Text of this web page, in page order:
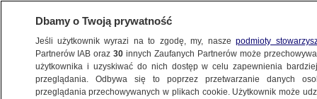
Dbamy o Twoją prywatność
Jeśli użytkownik wyrazi na to zgodę, my, naszepodmioty
Partnerów IAB oraz30 innych Zaufanych Partnerów może
użytkownika i uzyskiwać do nich dostęp w celu zapewnienia
przeglądania. Odbywa się to poprzez przetwarzanie danych
przeglądania przechowywanych w plikach cookie. Użytkownik może